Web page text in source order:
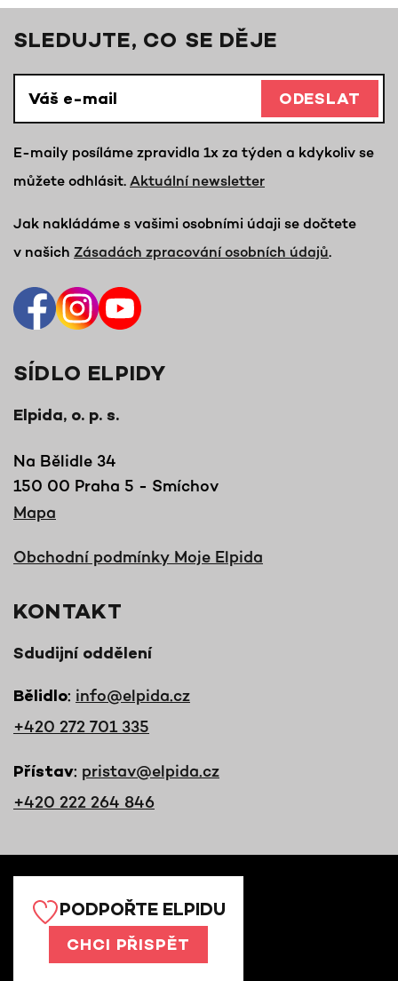
SLEDUJTE, CO SE DĚJE
ODESLAT
E-maily posíláme zpravidla 1x za týden a kdykoliv se
můžete odhlásit. Aktuální newsletter
Jak nakládáme s vašimi osobními údaji se dočtete
v našich Zásadách zpracování osobních údajů.
SÍDLO ELPIDY
Elpida, o. p. s.
Na Bělidle 34
150 00 Praha 5 - Smíchov
Mapa
Obchodní podmínky Moje Elpida
KONTAKT
Sdudijní oddělení
Bělidlo: info@elpida.cz
+420 272 701 335
Přístav: pristav@elpida.cz
+420 222 264 846
PODPOŘTE ELPIDU
CHCI PŘISPĚT